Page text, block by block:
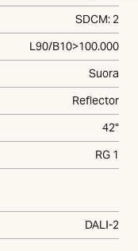
SDCM: 2
L90/B10>100.000
Suora
Reflector
42°
RG 1
DALI-2